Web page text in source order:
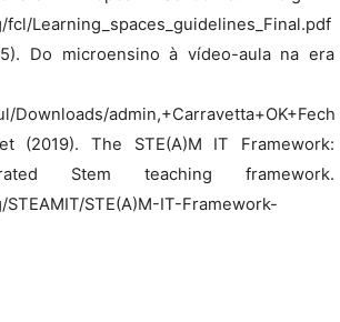
Learning_spaces_guidelines_Final.pdf
Do microensino à vídeo-aula na era
Downloads/
(2019). The STE(A)M IT Framework:
Stem teaching framework.
STE(A)M-IT-Framework-